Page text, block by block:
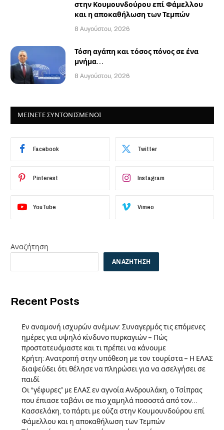
στην Κουμουνδούρου επί Φάμελλου
και η αποκαθήλωση των Τεμπών
8 Αυγούστου, 2026
Τόση αγάπη και τόσος πόνος σε ένα
μνήμα…
8 Αυγούστου, 2026
ΜΕΙΝΕΤΕ ΣΥΝΤΟΝΙΣΜΕΝΟΙ
Facebook Twitter
Pinterest Instagram
YouTube Vimeo
Αναζήτηση
ΑΝΑΖΉΤΗΣΗ
Recent Posts
Εν αναμονή ισχυρών ανέμων: Συναγερμός τις επόμενες
ημέρες για υψηλό κίνδυνο πυρκαγιών – Πώς
προστατευόμαστε και τι πρέπει να κάνουμε
Κρήτη: Ανατροπή στην υπόθεση με τον τουρίστα – Η ΕΛΑΣ
διαψεύδει ότι θέλησε να πληρώσει για να ασελγήσει σε
παιδί
Οι “γέφυρες” µε ΕΛΑΣ εν αγνοία Ανδρουλάκη, ο Τσίπρας
που έπιασε ταβάνι σε πιο χαμηλά ποσοστά από τον…
Κασσελάκη, το πάρτι με ούζα στην Κουμουνδούρου επί
Φάμελλου και η αποκαθήλωση των Τεμπών